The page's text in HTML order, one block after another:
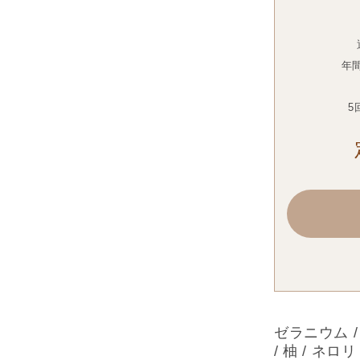
年
5
ゼラニウム
/ 柚 / ネロ